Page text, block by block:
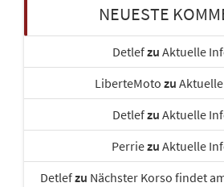
NEUESTE
Detlefzu Aktuelle
LiberteMoto zu
Detlefzu Aktuelle
Perriezu Aktuelle
Detlefzu Nächster Korso findet